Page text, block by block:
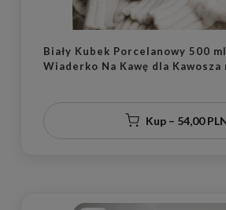
Biały Kubek Porcelanowy 500
Wiaderko Na Kawę dla
Kup – 54,00